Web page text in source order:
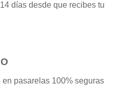
días desde que recibes tu
pasarelas 100% seguras